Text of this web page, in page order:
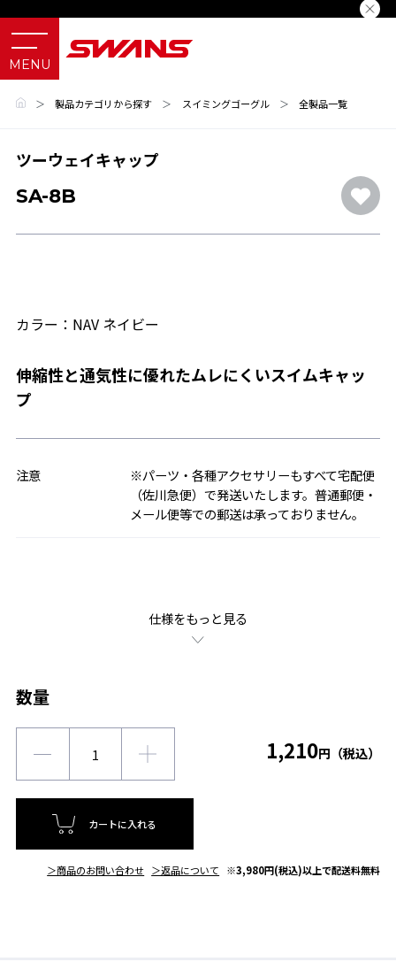
＞ 製品カテゴリから探す ＞ スイミングゴーグル ＞ 全製品一覧
ツーウェイキャップ
SA-8B
カラー：NAV ネイビー
伸縮性と通気性に優れたムレにくいスイムキャッ
プ
注意
※パーツ・各種アクセサリーもすべて宅配便
（佐川急便）で発送いたします。普通郵便・
メール便等での郵送は承っておりません。
仕様をもっと見る
数量
1,210円（税込）
カートに入れる
＞商品のお問い合わせ ＞返品について ※3,980円(税込)以上で配送料無料